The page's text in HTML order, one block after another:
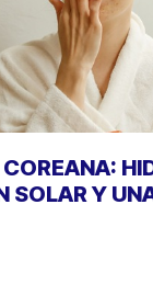
SOLAR Y